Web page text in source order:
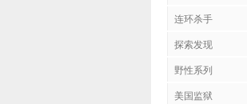
连环杀手
探索发现
野性系列
美国监狱